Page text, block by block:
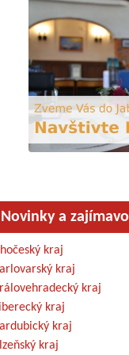
Novinky a
kraj
kraj
kraj
kraj
kraj
kraj